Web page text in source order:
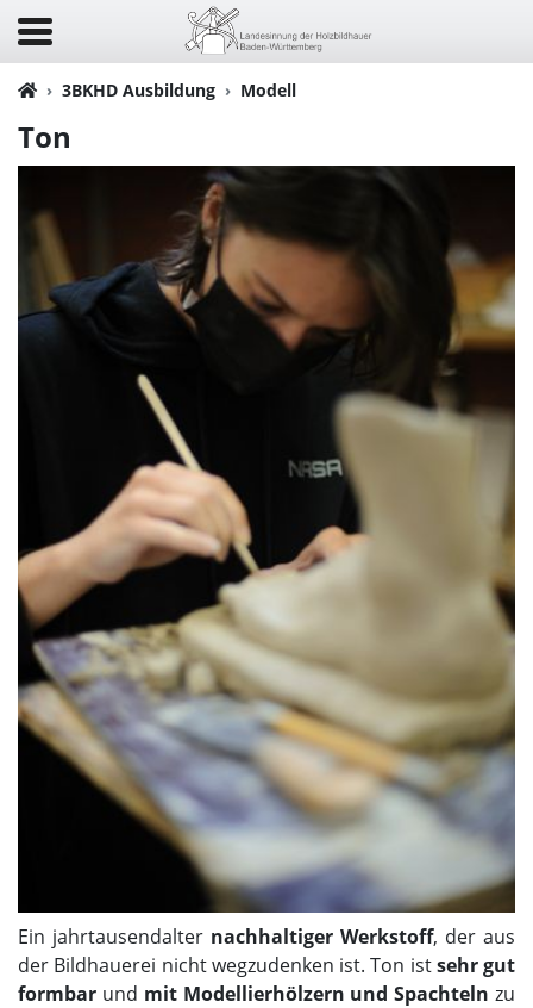
3BKHD Ausbildung Modell
Ton
Ein jahrtausendalter nachhaltiger Werkstoff, der aus
der Bildhauerei nicht wegzudenken ist. Ton istsehr gut
formbar und mit Modellierhölzern und Spachteln zu